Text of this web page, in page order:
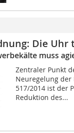
Die Uhr
muss
Zentraler Punkt
Neuregelung der
517/2014 ist der
Reduktion des...